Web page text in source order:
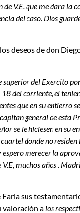
V.E. que me dara la
del caso. Dios
deseos de don
del Exercito
del corriente, el
que en su entierro
general de esta
se le hiciesen en su
donde no residen
merecer la
muchos años .
sus
valoración alos